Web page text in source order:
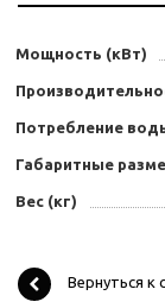
Мощность (кВт)
Потребление
Габаритные
Вес (кг)
Вернуться к